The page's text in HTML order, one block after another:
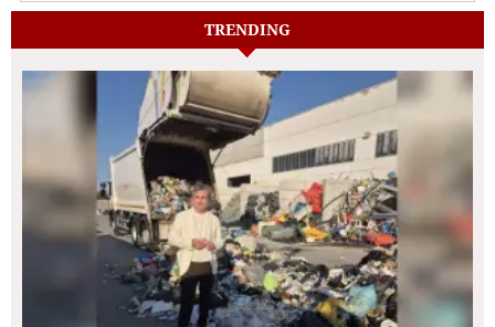
TRENDING